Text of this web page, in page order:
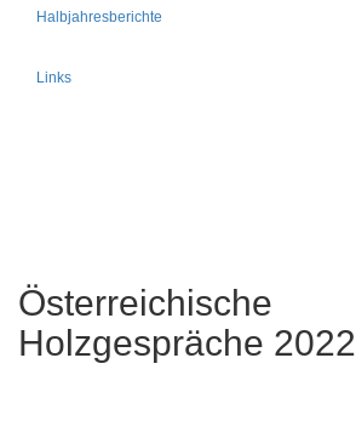
Halbjahresberichte
Links
Österreichische
Holzgespräche 2022